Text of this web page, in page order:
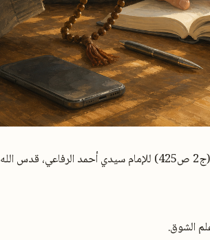
فهي كلمة أوردها المرشد سيدي عبد السلام في كتاب الإحسان (ج2 ص425) للإمام سيدي أحمد الرفاعي، قدس الله
الشوق.